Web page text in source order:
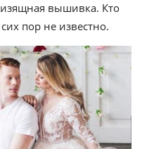
изящная вышивка. Кто
пор не известно.